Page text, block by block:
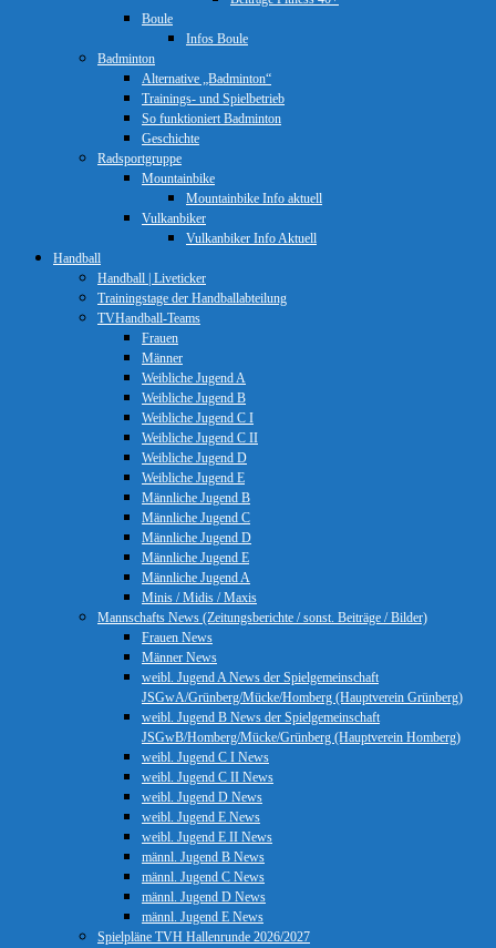
Boule
Infos Boule
Badminton
Alternative „Badminton“
Trainings- und Spielbetrieb
So funktioniert Badminton
Geschichte
Radsportgruppe
Mountainbike
Mountainbike Info aktuell
Vulkanbiker
Vulkanbiker Info Aktuell
Handball
Handball | Liveticker
Trainingstage der Handballabteilung
TVHandball-Teams
Frauen
Männer
Weibliche Jugend A
Weibliche Jugend B
Weibliche Jugend C I
Weibliche Jugend C II
Weibliche Jugend D
Weibliche Jugend E
Männliche Jugend B
Männliche Jugend C
Männliche Jugend D
Männliche Jugend E
Männliche Jugend A
Minis / Midis / Maxis
Mannschafts News (Zeitungsberichte / sonst. Beiträge / Bilder)
Frauen News
Männer News
weibl. Jugend A News der Spielgemeinschaft
JSGwA/Grünberg/Mücke/Homberg (Hauptverein Grünberg)
weibl. Jugend B News der Spielgemeinschaft
JSGwB/Homberg/Mücke/Grünberg (Hauptverein Homberg)
weibl. Jugend C I News
weibl. Jugend C II News
weibl. Jugend D News
weibl. Jugend E News
weibl. Jugend E II News
männl. Jugend B News
männl. Jugend C News
männl. Jugend D News
männl. Jugend E News
Spielpläne TVH Hallenrunde 2026/2027